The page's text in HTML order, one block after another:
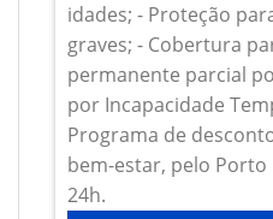
idades; - Proteção
graves; - Cobertura
permanente parcial
por Incapacidade
Programa de
bem-estar, pelo Porto
24h.